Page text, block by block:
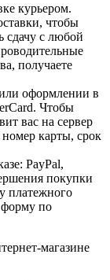
курьером.
чтобы
сдачу с любой
получаете
оформлении в
Чтобы
вас на сервер
карты, срок
PayPal,
покупки
платежного
форму по
магазине